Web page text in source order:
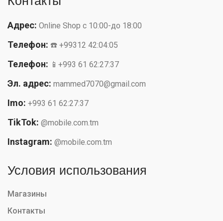
Адрес: Online Shop с 10:00-до 18:00
Телефон: ☎️ +99312 42:04:05
Телефон: 📱+993 61 62:27:37
Эл. адрес: mammed7070@gmail.com
Imo: +993 61 62:27:37
TikTok: @mobile.com.tm
Instagram: @mobile.com.tm
Условия использования
Магазины
Контакты